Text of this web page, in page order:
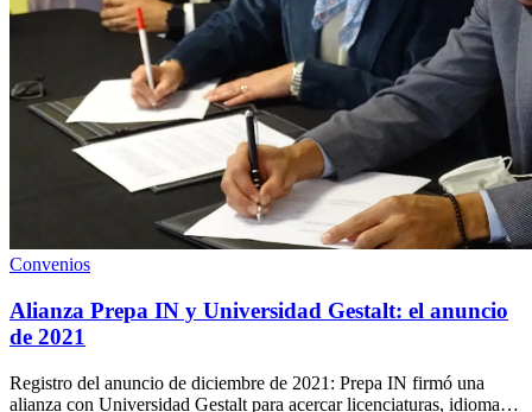
Convenios
Alianza Prepa IN y Universidad Gestalt: el anuncio
de 2021
Registro del anuncio de diciembre de 2021: Prepa IN firmó una
alianza con Universidad Gestalt para acercar licenciaturas, idiomas y